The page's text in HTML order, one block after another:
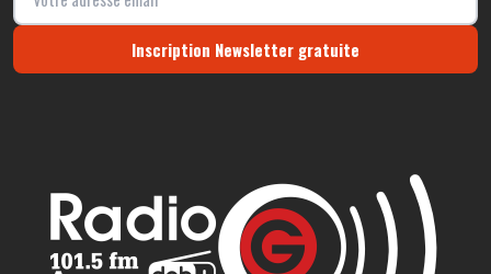
Inscription Newsletter gratuite